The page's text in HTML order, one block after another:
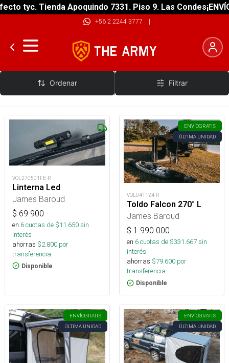
tyc. Tienda Apoquindo 7331. Piso 9. Las Condes
+56 2 2244 3777 |
James Baroud
Ordenar Filtrar
VOL270501FE-R
Linterna Led
James Baroud
$ 69.900
en 6cuotas de $11.650sin
interés
ahorras $2.800 por
transferencia.
Disponible
ENVÍOGRATIS
ÚLTIMA UNIDAD
VOL041124-R
Toldo Falcon 270° L
James Baroud
$ 1.990.000
en 6cuotas de $331.667sin
interés
ahorras $79.600 por
transferencia.
Disponible
ENVÍOGRATIS
ÚLTIMA UNIDAD
ENVÍOGRATIS
ÚLTIMA UNIDAD